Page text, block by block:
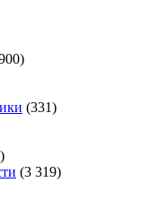
(331)
(3 319)